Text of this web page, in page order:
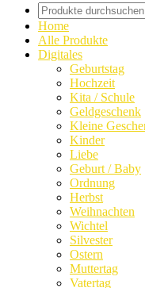
Search
for:
Home
Alle Produkte
Digitales
Geburtstag
Hochzeit
Kita / Schule
Geldgeschenk
Kleine
Kinder
Liebe
Geburt / Baby
Ordnung
Herbst
Weihnachten
Wichtel
Silvester
Ostern
Muttertag
Vatertag